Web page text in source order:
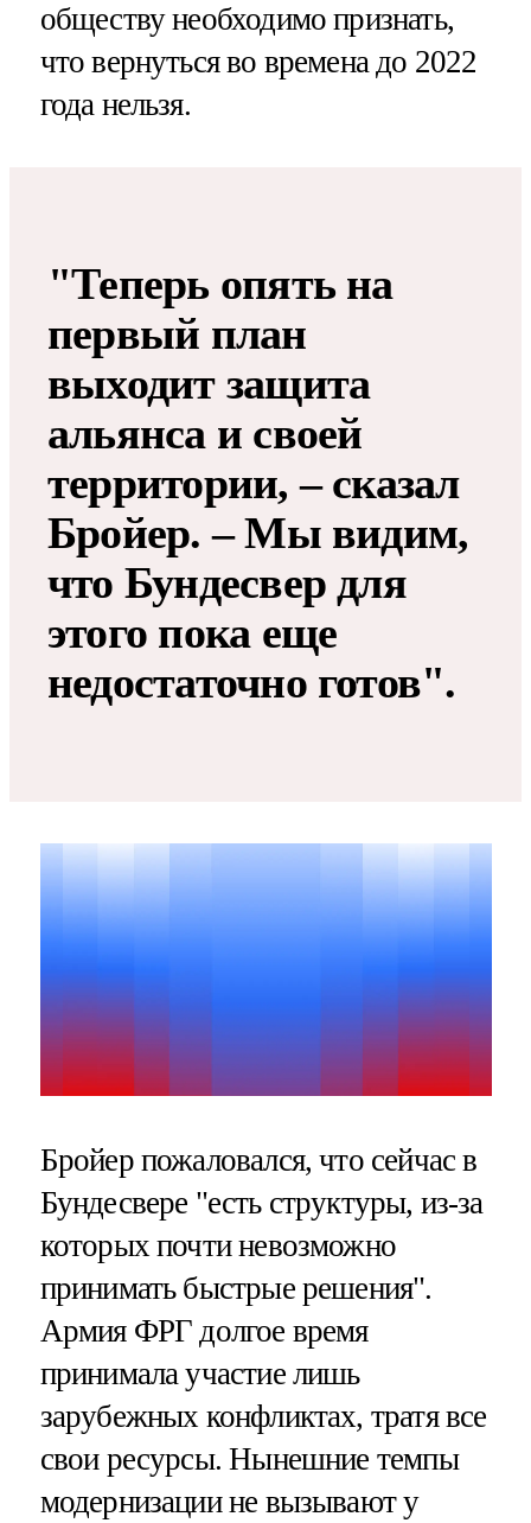
обществу необходимо признать,
что вернуться во времена до 2022
года нельзя.
"Теперь опять на
первый план
выходит защита
альянса и своей
территории, – сказал
Бройер. – Мы видим,
что Бундесвер для
этого пока еще
недостаточно готов".
Бройер пожаловался, что сейчас в
Бундесвере "есть структуры, из-за
которых почти невозможно
принимать быстрые решения".
Армия ФРГ долгое время
принимала участие лишь
зарубежных конфликтах, тратя все
свои ресурсы. Нынешние темпы
модернизации не вызывают у